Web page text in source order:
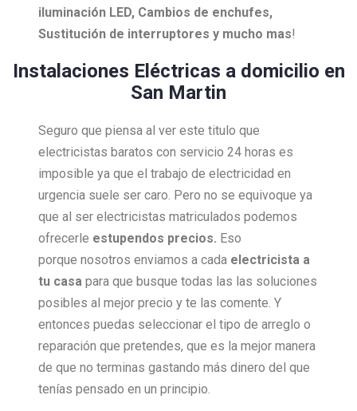
iluminación LED, Cambios de enchufes,
Sustitución de interruptores y mucho mas!
Instalaciones Eléctricas a domicilio en
San Martin
Seguro que piensa al ver este titulo que
electricistas baratos con servicio 24 horas es
imposible ya que el trabajo de electricidad en
urgencia suele ser caro. Pero no se equivoque ya
que al ser electricistas matriculados podemos
ofrecerle estupendos precios. Eso
porque nosotros enviamos a cada electricista a
tu casa para que busque todas las las soluciones
posibles al mejor precio y te las comente. Y
entonces puedas seleccionar el tipo de arreglo o
reparación que pretendes, que es la mejor manera
de que no terminas gastando más dinero del que
tenías pensado en un principio.